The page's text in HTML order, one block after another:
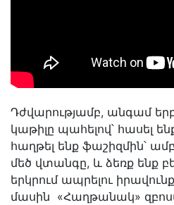
Դժվարությամբ, անգամ
կաթիլը պահելով՝ հասել
հաղթել ենք ֆաշիզմին՝
մեծ վտանգը, և ձեռք ենք
երկրում ապրելու
մասին «Հաղթանակ»